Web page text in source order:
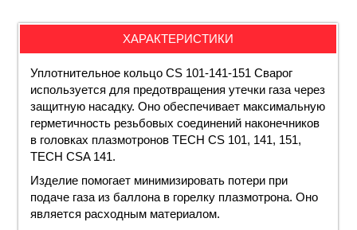
ХАРАКТЕРИСТИКИ
Уплотнительное кольцо CS 101-141-151 Сварог
используется для предотвращения утечки газа через
защитную насадку. Оно обеспечивает максимальную
герметичность резьбовых соединений наконечников
в головках плазмотронов TECH CS 101, 141, 151,
TECH CSA 141.
Изделие помогает минимизировать потери при
подаче газа из баллона в горелку плазмотрона. Оно
является расходным материалом.